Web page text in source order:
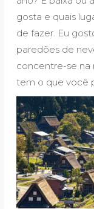
gosta e quais
de fazer. Eu
paredões de
concentre-se na
tem o que você